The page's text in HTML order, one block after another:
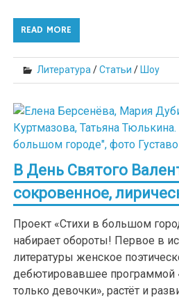
READ MORE
Литература /Статьи /Шоу
В День Святого
сокровенное,
Проект «Стихи в большом
набирает обороты! Первое в
литературы женское
дебютировавшее программой
только девочки», растёт и